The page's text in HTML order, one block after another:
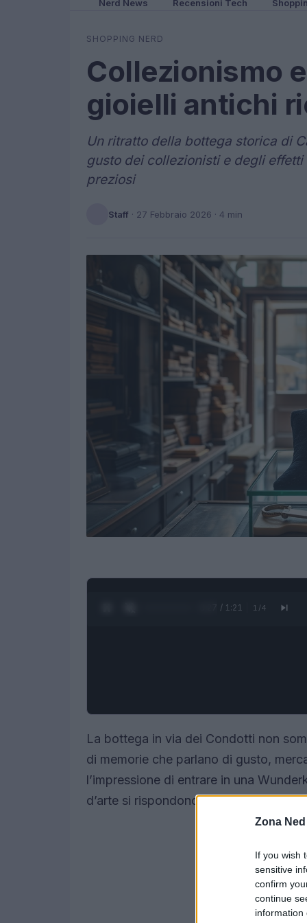
Zona Ned
If you wish
sensitive
confirm
continue
information
Nerd News Recensioni Tech
SHOPPING NERD
Collezionismo
gioielli antichi
Un ritratto della bottega storica di
gusto dei collezionisti e degli
preziosi
Staff · 27 Febbraio 2026 · 4 min
0:28 / 1:21 1 /4
La bottega in via dei Condotti non
di memorie che parlano di gusto,
l’impressione di entrare in una
d’arte si rispondono come in un